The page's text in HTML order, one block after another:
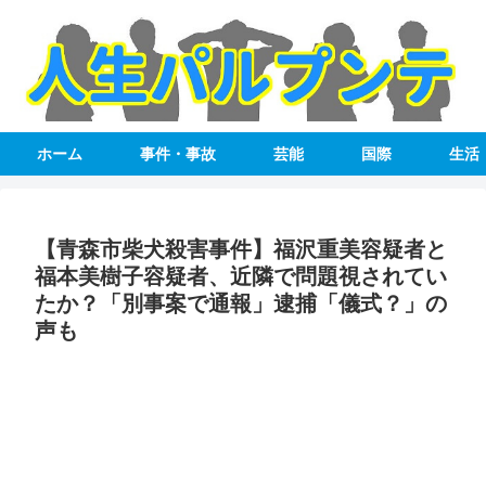
ホーム 事件・事故 芸能 国際 生活
【青森市柴犬殺害事件】福沢重美容疑者と
福本美樹子容疑者、近隣で問題視されてい
たか？「別事案で通報」逮捕「儀式？」の
声も